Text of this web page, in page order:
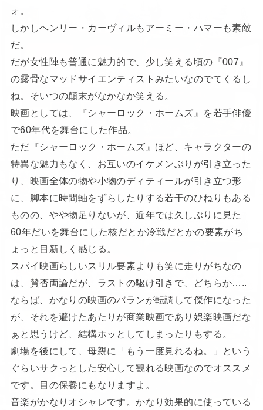
ォ。
しかしヘンリー・カーヴィルもアーミー・ハマーも素敵
だ。
だが女性陣も普通に魅力的で、少し笑える頃の『007』
の露骨なマッドサイエンティストみたいなのでてくるし
ね。そいつの顛末がなかなか笑える。
映画としては、『シャーロック・ホームズ』を若手俳優
で60年代を舞台にした作品。
ただ『シャーロック・ホームズ』ほど、キャラクターの
特異な魅力もなく、お互いのイケメンぶりが引き立った
り、映画全体の物や小物のディティールが引き立つ形
に、脚本に時間軸をずらしたりする若干のひねりもある
ものの、やや物足りないが、近年では久しぶりに見た
60年だいを舞台にした核だとか冷戦だとかの要素がち
ょっと目新しく感じる。
スパイ映画らしいスリル要素よりも笑に走りがちなの
は、賛否両論だが、ラストの駆け引きで、どちらか…..
ならば、かなりの映画のバランが転調して傑作になった
が、それを避けたあたりが商業映画であり娯楽映画だな
ぁと思うけど、結構ホッとしてしまったりもする。
劇場を後にして、母親に「もう一度見れるね。」という
ぐらいサクっとした安心して観れる映画なのでオススメ
です。目の保養にもなりますよ。
音楽がかなりオシャレです。かなり効果的に使っている